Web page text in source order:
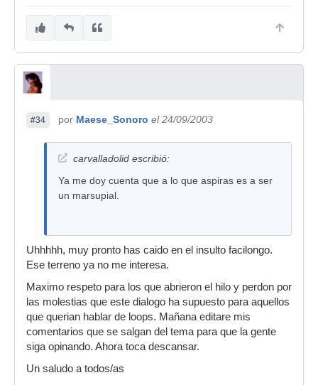
#34 por Maese_Sonoro el 24/09/2003
carvalladolid escribió:
Ya me doy cuenta que a lo que aspiras es a ser
un marsupial.
Uhhhhh, muy pronto has caido en el insulto facilongo.
Ese terreno ya no me interesa.
Maximo respeto para los que abrieron el hilo y perdon por
las molestias que este dialogo ha supuesto para aquellos
que querian hablar de loops. Mañana editare mis
comentarios que se salgan del tema para que la gente
siga opinando. Ahora toca descansar.
Un saludo a todos/as